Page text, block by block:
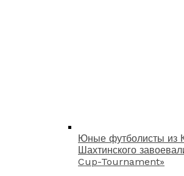
Юные футболисты из
Шахтинского
Cup-Tournament»